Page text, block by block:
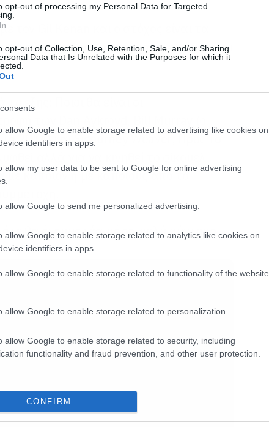
opt-out of processing my Personal Data for Targeted
opt-out of Collection, Use, Retention, Sale, and/or Sharing
Data that Is Unrelated with the Purposes for which it
allow Google to enable storage related to advertising like cookies on
identifiers in apps.
allow my user data to be sent to Google for online advertising
allow Google to send me personalized advertising.
allow Google to enable storage related to analytics like cookies on
identifiers in apps.
allow Google to enable storage related to functionality of the website
allow Google to enable storage related to personalization.
allow Google to enable storage related to security, including
functionality and fraud prevention, and other user protection.
CONFIRM
τον Gil Kenan και ο στόχος είναι τα
καλοκαίρι με την ταινία να αναμένεται
εξής: Ποιοι θα είναι οι
των Dan Aykroyd, Bill Murray (o
2014) και Sigourney Weaver; Προς το
αλλά για να κινηθεί το σίκουελ
κάποιον ή με κάποιους από το
θα έχουμε νέα πάρα πολύ σύντομα.